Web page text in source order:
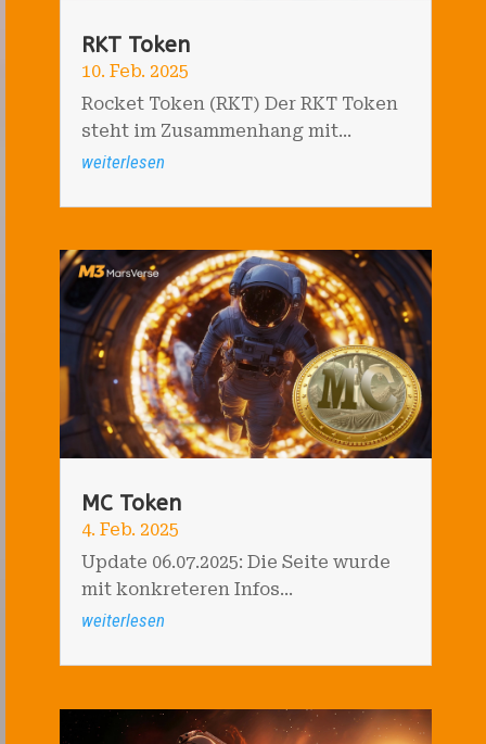
RKT Token
10. Feb. 2025
Rocket Token (RKT) Der RKT Token
steht im Zusammenhang mit...
weiterlesen
MC Token
4. Feb. 2025
Update 06.07.2025: Die Seite wurde
mit konkreteren Infos...
weiterlesen